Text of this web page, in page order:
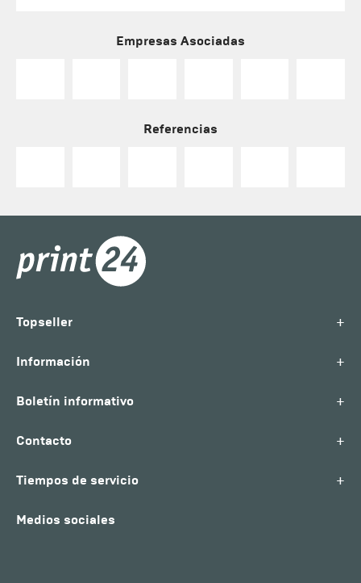
Empresas Asociadas
Referencias
Topseller +
Información +
Boletín informativo +
Contacto +
Tiempos de servicio +
Medios sociales